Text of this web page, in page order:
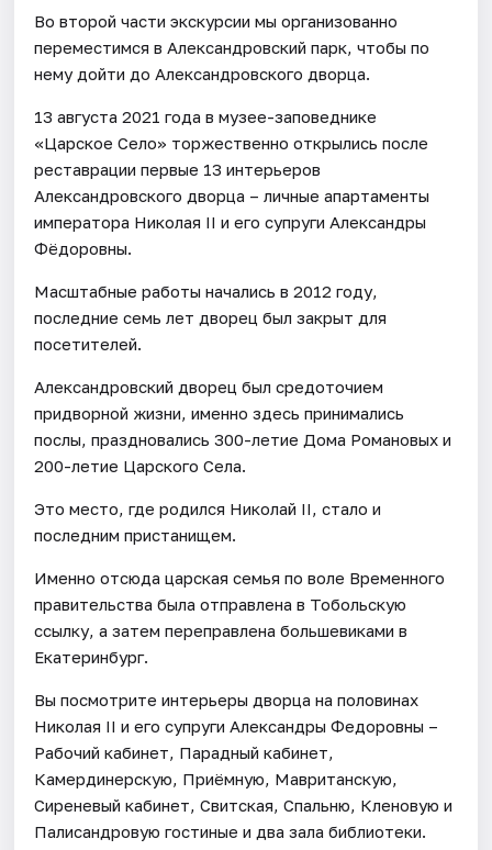
Во второй части экскурсии мы организованно
переместимся в Александровский парк, чтобы по
нему дойти до Александровского дворца.
13 августа 2021 года в музее-заповеднике
«Царское Село» торжественно открылись после
реставрации первые 13 интерьеров
Александровского дворца – личные апартаменты
императора Николая II и его супруги Александры
Фёдоровны.
Масштабные работы начались в 2012 году,
последние семь лет дворец был закрыт для
посетителей.
Александровский дворец был средоточием
придворной жизни, именно здесь принимались
послы, праздновались 300-летие Дома Романовых и
200-летие Царского Села.
Это место, где родился Николай II, стало и
последним пристанищем.
Именно отсюда царская семья по воле Временного
правительства была отправлена в Тобольскую
ссылку, а затем переправлена большевиками в
Екатеринбург.
Вы посмотрите интерьеры дворца на половинах
Николая II и его супруги Александры Федоровны –
Рабочий кабинет, Парадный кабинет,
Камердинерскую, Приёмную, Мавританскую,
Сиреневый кабинет, Свитская, Спальню, Кленовую и
Палисандровую гостиные и два зала библиотеки.